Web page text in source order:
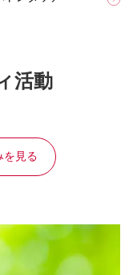
活動
を見る